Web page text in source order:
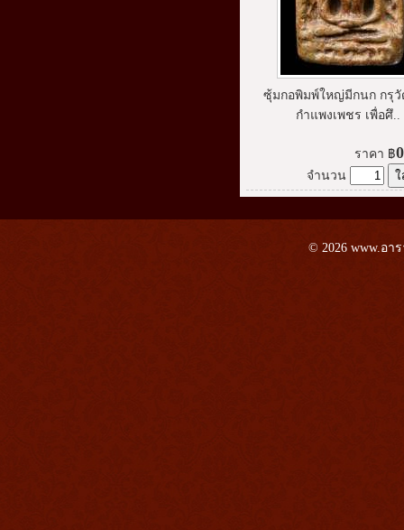
ซุ้มกอพิมพ์ใหญ่มีกนก กรุวั
กำแพงเพชร เพื่อศึ..
ราคา ฿
จำนวน
© 2026 www.อาร